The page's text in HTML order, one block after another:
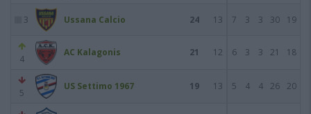
3 Ussana Calcio 24 13 7 3 3 30 19
4
AC Kalagonis 21 12 6 3 3 21 18
5
US Settimo 1967 19 13 5 4 4 26 20